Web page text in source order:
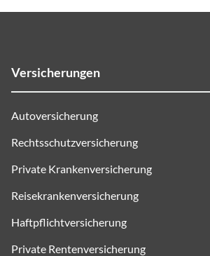
Versicherungen
Autoversicherung
Rechtsschutzversicherung
Private Krankenversicherung
Reisekrankenversicherung
Haftpflichtversicherung
Private Rentenversicherung